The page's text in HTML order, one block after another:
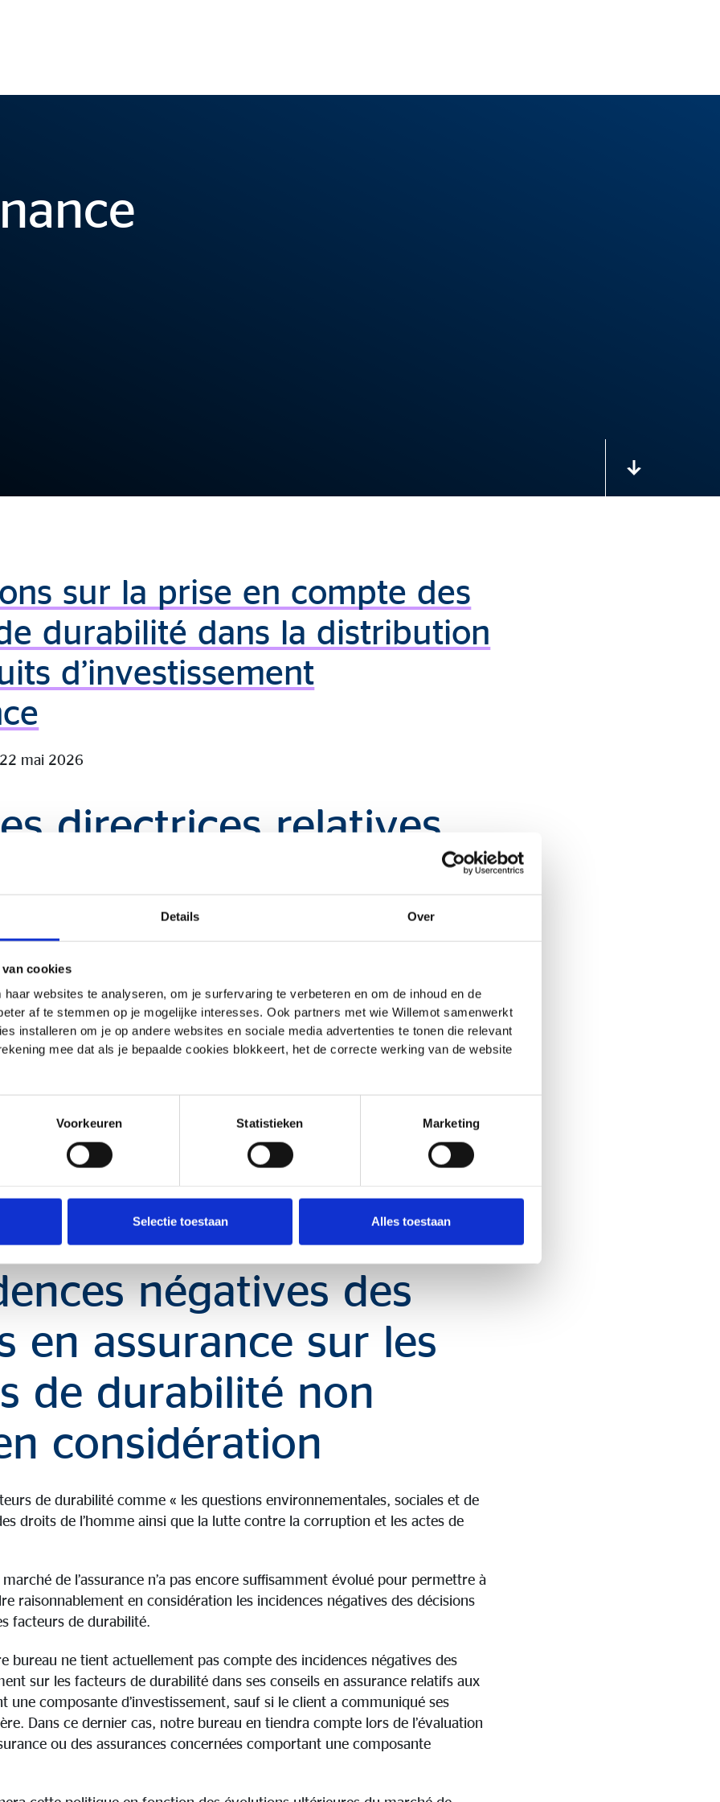
Details Over
cookies
websites te analyseren, om je surfervaring te verbeteren en om de inhoud en de
af te stemmen op je mogelijke interesses. Ook partners met wie Willemot samenwerkt
installeren om je op andere websites en sociale media advertenties te tonen die relevant
mee dat als je bepaalde cookies blokkeert, het de correcte werking van de website
Voorkeuren Statistieken Marketing
Selectie toestaan Alles toestaan
sur la prise en compte des
durabilité dans la distribution
d’investissement
mai 2026
directrices relatives
en matière de
(« SFDR » - Sustainable Finance Disclosure Regulation), notre bureau
de ses conseils relatifs aux assurances comportant une composante
en matière de durabilité, pour autant que ces informations soient mises
d’assurance.
(E), social (S) ou de la gouvernance (G) qui, s’il survient, pourrait avoir une
réelle ou potentielle, sur la valeur de l’investissement ».
relatifs aux assurances comportant une composante d’investissement, la
applicable au sein de notre bureau n’incite pas à la prise de risques
en matière de durabilité.
négatives des
en assurance sur les
de durabilité non
considération
de durabilité comme « les questions environnementales, sociales et de
droits de l’homme ainsi que la lutte contre la corruption et les actes de
de l’assurance n’a pas encore suffisamment évolué pour permettre à
raisonnablement en considération les incidences négatives des décisions
facteurs de durabilité.
bureau ne tient actuellement pas compte des incidences négatives des
sur les facteurs de durabilité dans ses conseils en assurance relatifs aux
une composante d’investissement, sauf si le client a communiqué ses
Dans ce dernier cas, notre bureau en tiendra compte lors de l’évaluation
ou des assurances concernées comportant une composante